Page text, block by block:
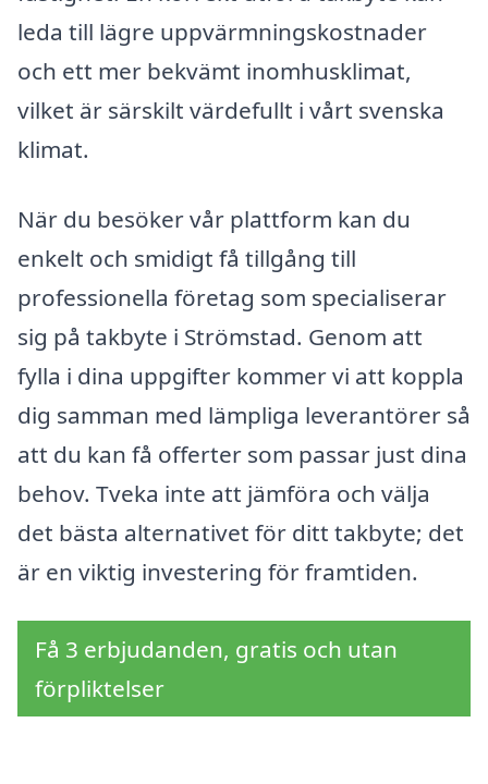
leda till lägre uppvärmningskostnader
och ett mer bekvämt inomhusklimat,
vilket är särskilt värdefullt i vårt svenska
klimat.
När du besöker vår plattform kan du
enkelt och smidigt få tillgång till
professionella företag som specialiserar
sig på takbyte i Strömstad. Genom att
fylla i dina uppgifter kommer vi att koppla
dig samman med lämpliga leverantörer så
att du kan få offerter som passar just dina
behov. Tveka inte att jämföra och välja
det bästa alternativet för ditt takbyte; det
är en viktig investering för framtiden.
Få 3 erbjudanden, gratis och utan
förpliktelser